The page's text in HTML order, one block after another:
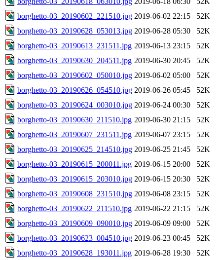
borghetto-03_20190602_221510.jpg 2019-06-02 22:15
52K
borghetto-03_20190628_053013.jpg 2019-06-28 05:30
52K
borghetto-03_20190613_231511.jpg 2019-06-13 23:15
52K
borghetto-03_20190630_204511.jpg 2019-06-30 20:45
52K
borghetto-03_20190602_050010.jpg 2019-06-02 05:00
52K
borghetto-03_20190626_054510.jpg 2019-06-26 05:45
52K
borghetto-03_20190624_003010.jpg 2019-06-24 00:30
52K
borghetto-03_20190630_211510.jpg 2019-06-30 21:15
52K
borghetto-03_20190607_231511.jpg 2019-06-07 23:15
52K
borghetto-03_20190625_214510.jpg 2019-06-25 21:45
52K
borghetto-03_20190615_200011.jpg 2019-06-15 20:00
52K
borghetto-03_20190615_203010.jpg 2019-06-15 20:30
52K
borghetto-03_20190608_231510.jpg 2019-06-08 23:15
52K
borghetto-03_20190622_211510.jpg 2019-06-22 21:15
52K
borghetto-03_20190609_090010.jpg 2019-06-09 09:00
52K
borghetto-03_20190623_004510.jpg 2019-06-23 00:45
52K
borghetto-03_20190628_193011.jpg 2019-06-28 19:30 52K